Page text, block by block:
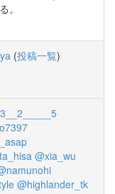
。
(投稿一覧)
@xia_wu
@highlander_tk